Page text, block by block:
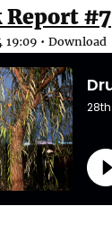
#7
• Download